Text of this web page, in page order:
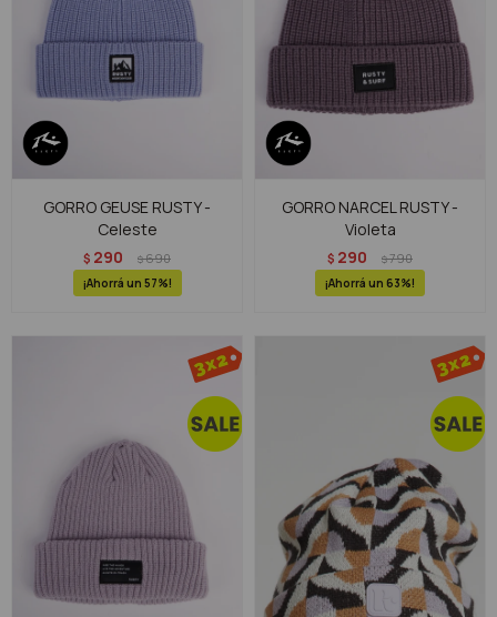
GORRO GEUSE RUSTY -
Celeste
$ 290 $690
57
GORRO NARCEL RUSTY -
Violeta
$ 290 $790
63